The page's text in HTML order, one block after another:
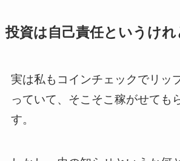
投資は自己責任というけ
実は私もコインチェックでリッ
っていて、そこそこ稼がせても
す。